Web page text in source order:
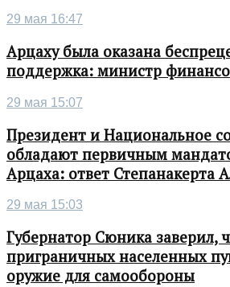
29 мая 16:47
Арцаху была оказана
поддержка: министр
29 мая 15:07
Президент и Национальное
обладают первичным
Арцаха: ответ Степанакерта
29 мая 15:03
Губернатор Сюника заверил,
приграничных населенных
оружие для самообороны